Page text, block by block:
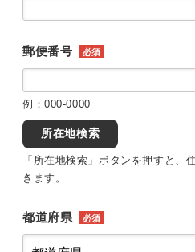
郵便番号 必須
例：000-0000
所在地検索
「所在地検索」ボタンを押すと、
きます。
都道府県 必須